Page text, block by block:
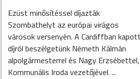
Ezüst minősítéssel díjazták
Szombathelyt az európai virágos
városok versenyén. A Cardiffban kapott
díjról beszélgetünk Németh Kálmán
alpolgármesterrel és Nagy
Kommunális Iroda vezetőjével. ...